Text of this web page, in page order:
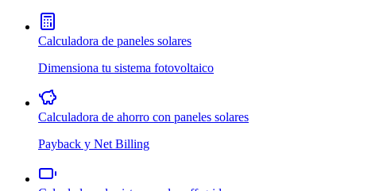
Calculadora de paneles solares
Dimensiona tu sistema fotovoltaico
Calculadora de ahorro con paneles solares
Payback y Net Billing